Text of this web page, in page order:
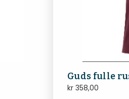
Guds fulle
kr358,00